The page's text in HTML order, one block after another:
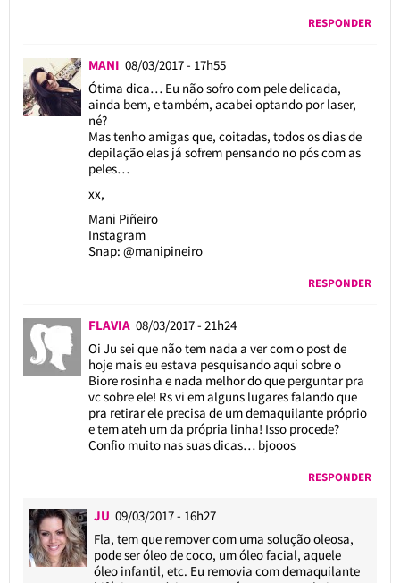
RESPONDER
MANI 08/03/2017 - 17h55
Ótima dica… Eu não sofro com pele delicada,
ainda bem, e também, acabei optando por laser,
né?
Mas tenho amigas que, coitadas, todos os dias de
depilação elas já sofrem pensando no pós com as
peles…
xx,
Mani Piñeiro
Instagram
Snap: @manipineiro
RESPONDER
FLAVIA 08/03/2017 - 21h24
Oi Ju sei que não tem nada a ver com o post de
hoje mais eu estava pesquisando aqui sobre o
Biore rosinha e nada melhor do que perguntar pra
vc sobre ele! Rs vi em alguns lugares falando que
pra retirar ele precisa de um demaquilante próprio
e tem ateh um da própria linha! Isso procede?
Confio muito nas suas dicas… bjooos
RESPONDER
JU 09/03/2017 - 16h27
Fla, tem que remover com uma solução oleosa,
pode ser óleo de coco, um óleo facial, aquele
óleo infantil, etc. Eu removia com demaquilante